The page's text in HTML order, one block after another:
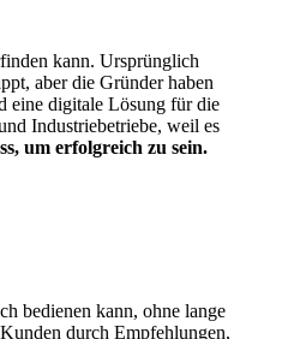
kann. Ursprünglich
aber die Gründer haben
eine digitale Lösung für die
Industriebetriebe, weil es
um erfolgreich zu sein.
bedienen kann, ohne lange
durch Empfehlungen,